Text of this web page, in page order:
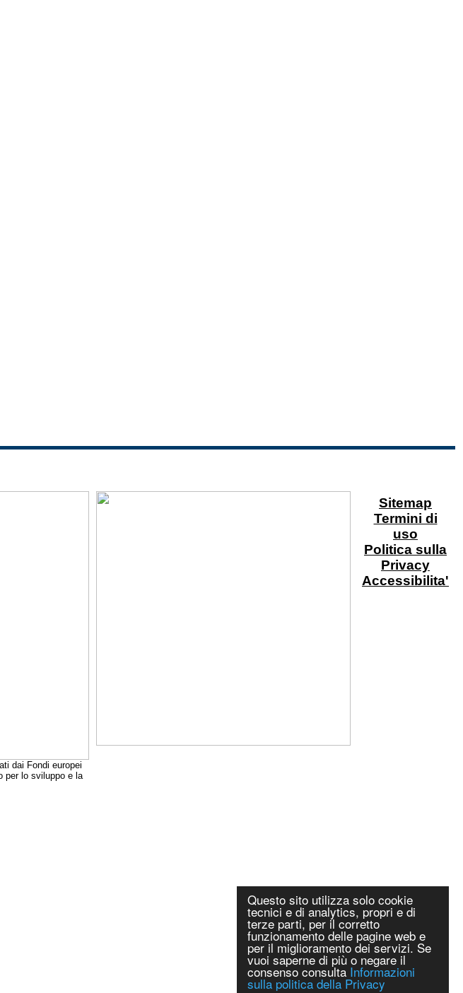
Questo sito utilizza solo cookie
tecnici e di analytics, propri e di
terze parti, per il corretto
funzionamento delle pagine web e
per il miglioramento dei servizi. Se
vuoi saperne di più o negare il
consenso consulta Informazioni
sulla politica della Privacy
dai Fondi europei
per lo sviluppo e la
Sitemap
Termini di
uso
Politica sulla
Privacy
Accessibilita'